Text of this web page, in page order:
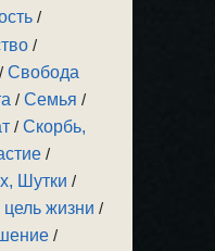
/
/
/Свобода
/Семья /
/Скорбь,
/
Шутки /
жизни /
/